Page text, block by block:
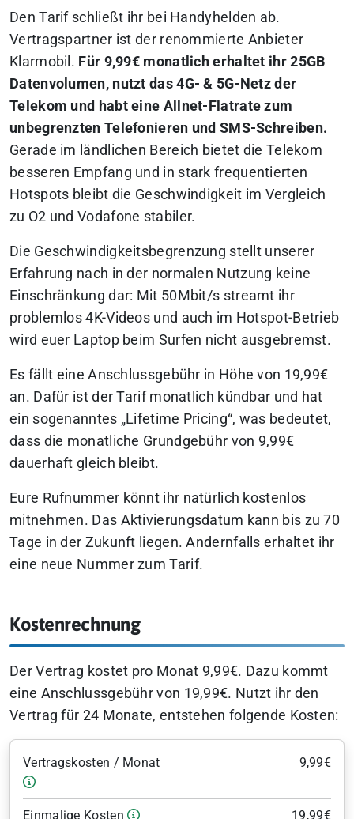
Den Tarif schließt ihr bei Handyhelden ab.
Vertragspartner ist der renommierte Anbieter
Klarmobil. Für 9,99€ monatlich erhaltet ihr 25GB
Datenvolumen, nutzt das 4G- & 5G-Netz der
Telekom und habt eine Allnet-Flatrate zum
unbegrenzten Telefonieren und SMS-Schreiben.
Gerade im ländlichen Bereich bietet die Telekom
besseren Empfang und in stark frequentierten
Hotspots bleibt die Geschwindigkeit im Vergleich
zu O2 und Vodafone stabiler.
Die Geschwindigkeitsbegrenzung stellt unserer
Erfahrung nach in der normalen Nutzung keine
Einschränkung dar: Mit 50Mbit/s streamt ihr
problemlos 4K-Videos und auch im Hotspot-Betrieb
wird euer Laptop beim Surfen nicht ausgebremst.
Es fällt eine Anschlussgebühr in Höhe von 19,99€
an. Dafür ist der Tarif monatlich kündbar und hat
ein sogenanntes „Lifetime Pricing“, was bedeutet,
dass die monatliche Grundgebühr von 9,99€
dauerhaft gleich bleibt.
Eure Rufnummer könnt ihr natürlich kostenlos
mitnehmen. Das Aktivierungsdatum kann bis zu 70
Tage in der Zukunft liegen. Andernfalls erhaltet ihr
eine neue Nummer zum Tarif.
Kostenrechnung
Der Vertrag kostet pro Monat 9,99€. Dazu kommt
eine Anschlussgebühr von 19,99€. Nutzt ihr den
Vertrag für 24 Monate, entstehen folgende Kosten:
Vertragskosten / Monat 9,99€
Einmalige Kosten 19,99€